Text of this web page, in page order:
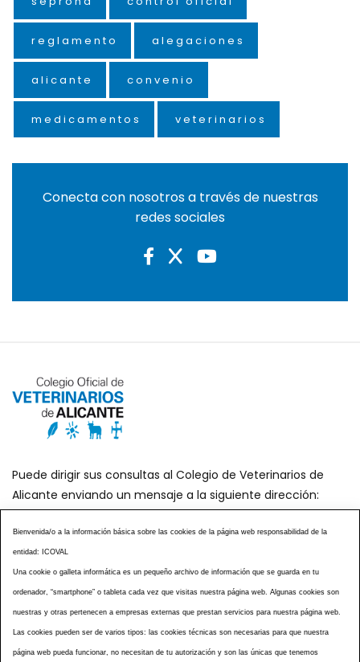
reglamento alegaciones
alicante convenio
medicamentos veterinarios
Conecta con nosotros a través de nuestras
redes sociales
Puede dirigir sus consultas al Colegio de Veterinarios de
Alicante enviando un mensaje a la siguiente dirección:
secretaria@icoval.org
¿SABÍAS QUÉ?
TABLÓN ANUNCIOS
CURSOS Y EVENTOS
TÉRMINOS Y CONDICIONES
ESPECIAL COVID 19
Bienvenida/o a la información básica sobre las cookies de la página web responsabilidad de la
entidad: ICOVAL
Una cookie o galleta informática es un pequeño archivo de información que se guarda en tu
ordenador, “smartphone” o tableta cada vez que visitas nuestra página web. Algunas cookies son
nuestras y otras pertenecen a empresas externas que prestan servicios para nuestra página web.
Las cookies pueden ser de varios tipos: las cookies técnicas son necesarias para que nuestra
página web pueda funcionar, no necesitan de tu autorización y son las únicas que tenemos